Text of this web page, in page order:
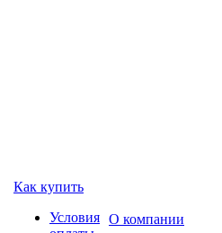
Как купить
Условия О компании